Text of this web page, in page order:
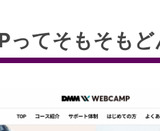
ってそもそもど